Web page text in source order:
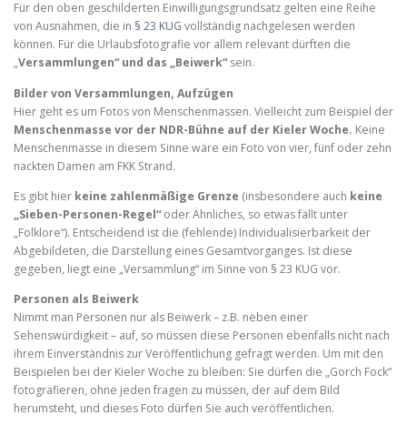
Für den oben geschilderten Einwilligungsgrundsatz gelten eine Reihe
von Ausnahmen, die in § 23 KUG vollständig nachgelesen werden
können. Für die Urlaubsfotografie vor allem relevant dürften die
„Versammlungen“ und das „Beiwerk“sein.
Bilder von Versammlungen, Aufzügen
Hier geht es um Fotos von Menschenmassen. Vielleicht zum Beispiel der
Menschenmasse vor der NDR-Bühne auf der Kieler Woche. Keine
Menschenmasse in diesem Sinne wäre ein Foto von vier, fünf oder zehn
nackten Damen am FKK Strand.
Es gibt hier keine zahlenmäßige Grenze (insbesondere auch keine
„Sieben-Personen-Regel“oder Ähnliches, so etwas fällt unter
„Folklore“). Entscheidend ist die (fehlende) Individualisierbarkeit der
Abgebildeten, die Darstellung eines Gesamtvorganges. Ist diese
gegeben, liegt eine „Versammlung“ im Sinne von § 23 KUG vor.
Personen als Beiwerk
Nimmt man Personen nur als Beiwerk – z.B. neben einer
Sehenswürdigkeit – auf, so müssen diese Personen ebenfalls nicht nach
ihrem Einverständnis zur Veröffentlichung gefragt werden. Um mit den
Beispielen bei der Kieler Woche zu bleiben: Sie dürfen die „Gorch Fock“
fotografieren, ohne jeden fragen zu müssen, der auf dem Bild
herumsteht, und dieses Foto dürfen Sie auch veröffentlichen.